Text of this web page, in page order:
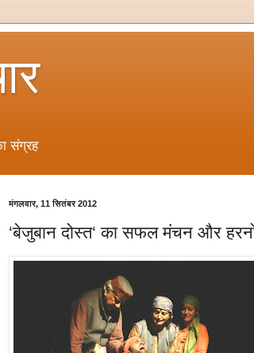
संग्रह
मंगलवार, 11 सितंबर 2012
‘बेजुबान दोस्त‘ का सफल मंचन और